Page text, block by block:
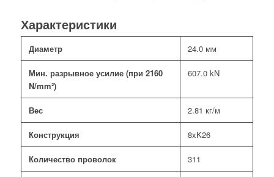
Характеристики
Диаметр 24.0 мм
Мин. разрывное усилие (при 2160
N/mm²)
607.0 kN
Вес 2.81 кг/м
Конструкция 8xK26
Количество проволок 311